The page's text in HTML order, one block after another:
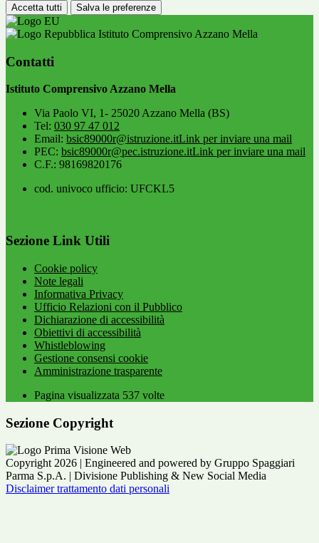
Accetta tutti Salva le preferenze
Istituto Comprensivo Azzano Mella
Contatti
Istituto Comprensivo Azzano Mella
Via Paolo VI, 1- 25020 Azzano Mella (BS)
Tel: 030 97 47 012
Email: bsic89000r@istruzione.itLink per inviare una mail
PEC: bsic89000r@pec.istruzione.itLink per inviare una mail
C.F.: 98169820176
cod. univoco ufficio: UFCKL5
Sezione Link Utili
Cookie policy
Note legali
Informativa Privacy
Ufficio Relazioni con il Pubblico
Dichiarazione di accessibilità
Obiettivi di accessibilità
Whistleblowing
Gestione consensi cookie
Amministrazione trasparente
Pagina visualizzata 537 volte
Sezione Copyright
Copyright 2026 | Engineered and powered by Gruppo Spaggiari
Parma S.p.A. | Divisione Publishing & New Social Media
Disclaimer trattamento dati personali